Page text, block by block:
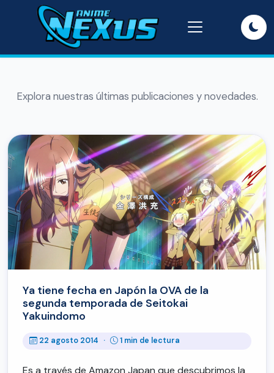
Explora nuestras últimas publicaciones y novedades.
Ya tiene fecha en Japón la OVA de la
segunda temporada de Seitokai
Yakuindomo
22 agosto 2014 · 1 min de lectura
Es a través de Amazon Japan que descubrimos la